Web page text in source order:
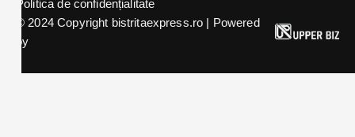
© 2024 Copyright bistritaexpress.ro | Powered
by
Politica de confidențialitate